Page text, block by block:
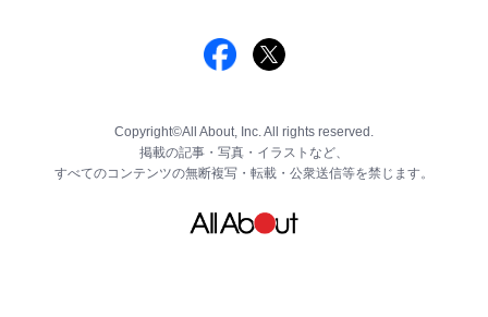
Copyright©All About, Inc. All rights reserved.
掲載の記事・写真・イラストなど、
すべてのコンテンツの無断複写・転載・公衆送信等を禁じます。